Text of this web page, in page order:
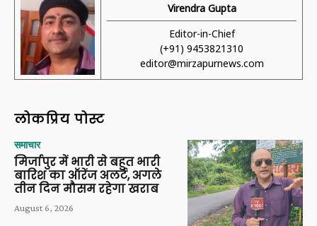
Virendra Gupta
Editor-in-Chief
(+91) 9453821310
editor@mirzapurnews.com
लोकप्रिय पोस्ट
समाचार
मिर्जापुर में भारी से बहुत भारी
बारिश का ऑरेंज अलर्ट, अगले
तीन दिन मौसम रहेगा खराब
August 6, 2026